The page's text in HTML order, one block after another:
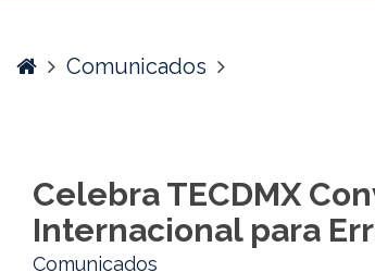
Día
Violencia
HomeComunicados
Celebra TECDMX
Internacional para
Comunicados